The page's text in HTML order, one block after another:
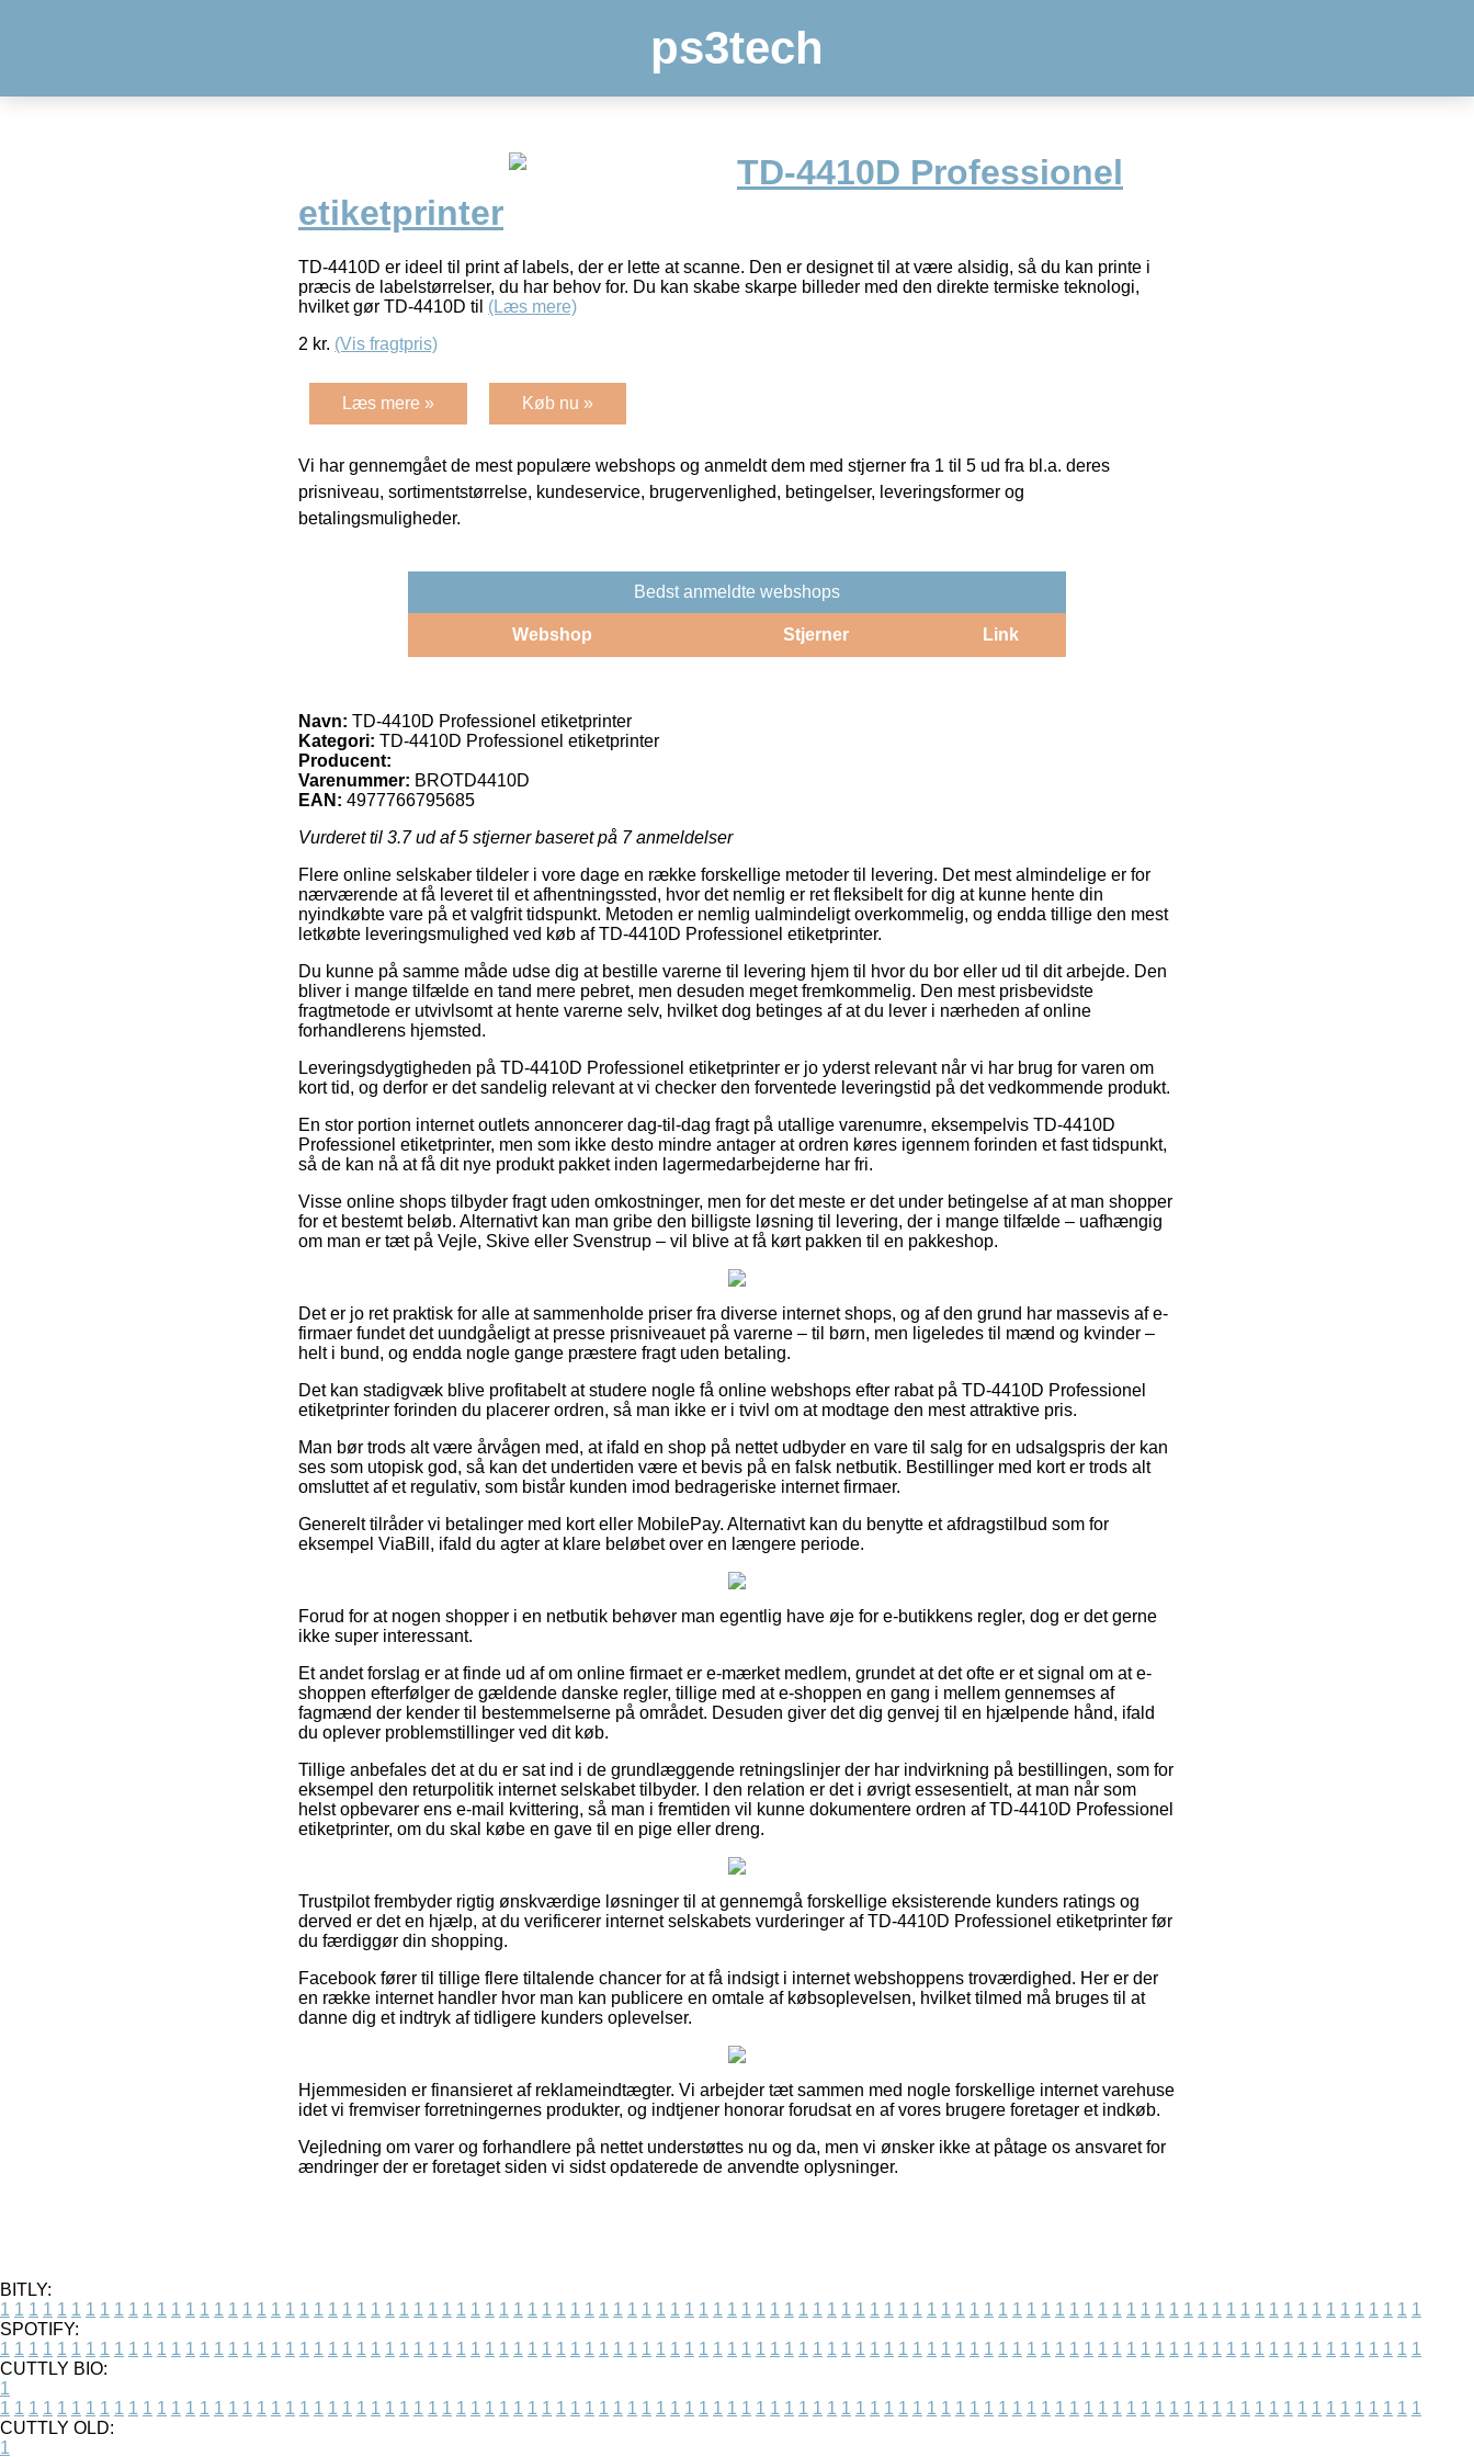
ps3tech
TD-4410D Professionel
etiketprinter
TD-4410D er ideel til print af labels, der er lette at scanne. Den er designet til at være alsidig, så du kan printe i
præcis de labelstørrelser, du har behov for. Du kan skabe skarpe billeder med den direkte termiske teknologi,
hvilket gør TD-4410D til (Læs mere)
2 kr. (Vis fragtpris)
Læs mere » Køb nu »
Vi har gennemgået de mest populære webshops og anmeldt dem med stjerner fra 1 til 5 ud fra bl.a. deres
prisniveau, sortimentstørrelse, kundeservice, brugervenlighed, betingelser, leveringsformer og
betalingsmuligheder.
Bedst anmeldte webshops
Webshop Stjerner Link
Navn: TD-4410D Professionel etiketprinter
Kategori: TD-4410D Professionel etiketprinter
Producent:
Varenummer: BROTD4410D
EAN: 4977766795685
Vurderet til 3.7ud af 5 stjerner baseret på 7anmeldelser
Flere online selskaber tildeler i vore dage en række forskellige metoder til levering. Det mest almindelige er for
nærværende at få leveret til et afhentningssted, hvor det nemlig er ret fleksibelt for dig at kunne hente din
nyindkøbte vare på et valgfrit tidspunkt. Metoden er nemlig ualmindeligt overkommelig, og endda tillige den mest
letkøbte leveringsmulighed ved køb af TD-4410D Professionel etiketprinter.
Du kunne på samme måde udse dig at bestille varerne til levering hjem til hvor du bor eller ud til dit arbejde. Den
bliver i mange tilfælde en tand mere pebret, men desuden meget fremkommelig. Den mest prisbevidste
fragtmetode er utvivlsomt at hente varerne selv, hvilket dog betinges af at du lever i nærheden af online
forhandlerens hjemsted.
Leveringsdygtigheden på TD-4410D Professionel etiketprinter er jo yderst relevant når vi har brug for varen om
kort tid, og derfor er det sandelig relevant at vi checker den forventede leveringstid på det vedkommende produkt.
En stor portion internet outlets annoncerer dag-til-dag fragt på utallige varenumre, eksempelvis TD-4410D
Professionel etiketprinter, men som ikke desto mindre antager at ordren køres igennem forinden et fast tidspunkt,
så de kan nå at få dit nye produkt pakket inden lagermedarbejderne har fri.
Visse online shops tilbyder fragt uden omkostninger, men for det meste er det under betingelse af at man shopper
for et bestemt beløb. Alternativt kan man gribe den billigste løsning til levering, der i mange tilfælde – uafhængig
om man er tæt på Vejle, Skive eller Svenstrup – vil blive at få kørt pakken til en pakkeshop.
Det er jo ret praktisk for alle at sammenholde priser fra diverse internet shops, og af den grund har massevis af e-
firmaer fundet det uundgåeligt at presse prisniveauet på varerne – til børn, men ligeledes til mænd og kvinder –
helt i bund, og endda nogle gange præstere fragt uden betaling.
Det kan stadigvæk blive profitabelt at studere nogle få online webshops efter rabat på TD-4410D Professionel
etiketprinter forinden du placerer ordren, så man ikke er i tvivl om at modtage den mest attraktive pris.
Man bør trods alt være årvågen med, at ifald en shop på nettet udbyder en vare til salg for en udsalgspris der kan
ses som utopisk god, så kan det undertiden være et bevis på en falsk netbutik. Bestillinger med kort er trods alt
omsluttet af et regulativ, som bistår kunden imod bedrageriske internet firmaer.
Generelt tilråder vi betalinger med kort eller MobilePay. Alternativt kan du benytte et afdragstilbud som for
eksempel ViaBill, ifald du agter at klare beløbet over en længere periode.
Forud for at nogen shopper i en netbutik behøver man egentlig have øje for e-butikkens regler, dog er det gerne
ikke super interessant.
Et andet forslag er at finde ud af om online firmaet er e-mærket medlem, grundet at det ofte er et signal om at e-
shoppen efterfølger de gældende danske regler, tillige med at e-shoppen en gang i mellem gennemses af
fagmænd der kender til bestemmelserne på området. Desuden giver det dig genvej til en hjælpende hånd, ifald
du oplever problemstillinger ved dit køb.
Tillige anbefales det at du er sat ind i de grundlæggende retningslinjer der har indvirkning på bestillingen, som for
eksempel den returpolitik internet selskabet tilbyder. I den relation er det i øvrigt essesentielt, at man når som
helst opbevarer ens e-mail kvittering, så man i fremtiden vil kunne dokumentere ordren af TD-4410D Professionel
etiketprinter, om du skal købe en gave til en pige eller dreng.
Trustpilot frembyder rigtig ønskværdige løsninger til at gennemgå forskellige eksisterende kunders ratings og
derved er det en hjælp, at du verificerer internet selskabets vurderinger af TD-4410D Professionel etiketprinter før
du færdiggør din shopping.
Facebook fører til tillige flere tiltalende chancer for at få indsigt i internet webshoppens troværdighed. Her er der
en række internet handler hvor man kan publicere en omtale af købsoplevelsen, hvilket tilmed må bruges til at
danne dig et indtryk af tidligere kunders oplevelser.
Hjemmesiden er finansieret af reklameindtægter. Vi arbejder tæt sammen med nogle forskellige internet varehuse
idet vi fremviser forretningernes produkter, og indtjener honorar forudsat en af vores brugere foretager et indkøb.
Vejledning om varer og forhandlere på nettet understøttes nu og da, men vi ønsker ikke at påtage os ansvaret for
ændringer der er foretaget siden vi sidst opdaterede de anvendte oplysninger.
BITLY:
1 1 1 1 1 1 1 1 1 1 1 1 1 1 1 1 1 1 1 1 1 1 1 1 1 1 1 1 1 1 1 1 1 1 1 1 1 1 1 1 1 1 1 1 1 1 1 1 1 1 1 1 1 1 1 1 1 1 1 1 1 1 1 1 1 1 1 1 1 1 1 1 1 1 1 1 1 1 1 1 1 1 1 1 1 1 1 1 1 1 1 1 1 1 1 1 1 1 1 1
SPOTIFY:
1 1 1 1 1 1 1 1 1 1 1 1 1 1 1 1 1 1 1 1 1 1 1 1 1 1 1 1 1 1 1 1 1 1 1 1 1 1 1 1 1 1 1 1 1 1 1 1 1 1 1 1 1 1 1 1 1 1 1 1 1 1 1 1 1 1 1 1 1 1 1 1 1 1 1 1 1 1 1 1 1 1 1 1 1 1 1 1 1 1 1 1 1 1 1 1 1 1 1 1
CUTTLY BIO:
1
1 1 1 1 1 1 1 1 1 1 1 1 1 1 1 1 1 1 1 1 1 1 1 1 1 1 1 1 1 1 1 1 1 1 1 1 1 1 1 1 1 1 1 1 1 1 1 1 1 1 1 1 1 1 1 1 1 1 1 1 1 1 1 1 1 1 1 1 1 1 1 1 1 1 1 1 1 1 1 1 1 1 1 1 1 1 1 1 1 1 1 1 1 1 1 1 1 1 1 1
CUTTLY OLD:
1